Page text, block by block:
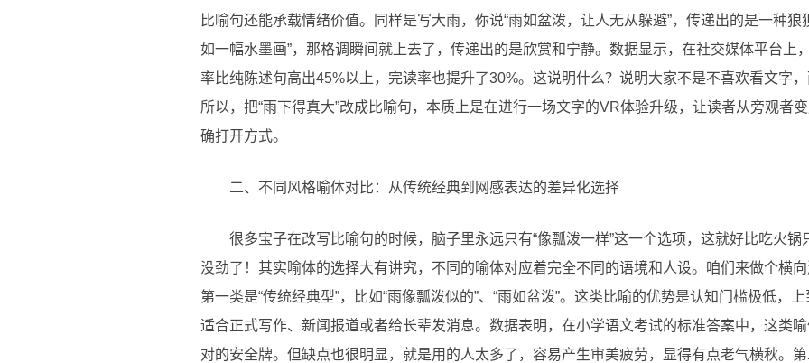
比喻句还能承载情绪价值。同样是写大雨，你说“雨如盆泼，让人无从躲避”，传递出的是一种
如一幅水墨画”，那格调瞬间就上去了，传递出的是欣赏和宁静。数据显示，在社交媒体平台上
率比纯陈述句高出45%以上，完读率也提升了30%。这说明什么？说明大家不是不喜欢看文字，
所以，把“雨下得真大”改成比喻句，本质上是在进行一场文字的VR体验升级，让读者从旁观者
确打开方式。
二、不同风格喻体对比：从传统经典到网感表达的差异化选择
很多宝子在改写比喻句的时候，脑子里永远只有“像瓢泼一样”这一个选项，这就好比吃火
没劲了！其实喻体的选择大有讲究，不同的喻体对应着完全不同的语境和人设。咱们来做个横向
第一类是“传统经典型”，比如“雨像瓢泼似的”、“雨如盆泼”。这类比喻的优势是认知门槛极低，
适合正式写作、新闻报道或者给长辈发消息。数据表明，在小学语文考试的标准答案中，这类
对的安全牌。但缺点也很明显，就是用的人太多了，容易产生审美疲劳，显得有点老气横秋。第